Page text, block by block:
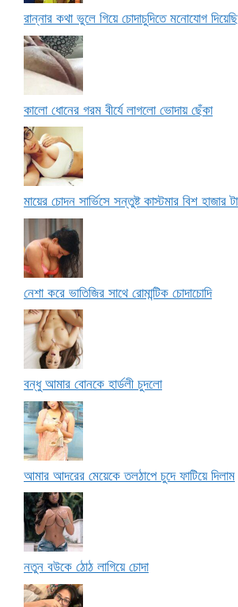
রান্নার কথা ভুলে গিয়ে চোদাচুদিতে মনোযোগ দিয়েছি
কালো ধোনের গরম বীর্যে লাগলো ভোদায় ছেঁকা
মায়ের চোদন সার্ভিসে সন্তুষ্ট কাস্টমার বিশ হাজার
নেশা করে ভাতিজির সাথে রোমান্টিক চোদাচোদি
বন্ধু আমার বোনকে হার্ডলী চুদলো
আমার আদরের মেয়েকে তলঠাপে চুদে ফাটিয়ে দিলাম
নতুন বউকে ঠোঠ লাগিয়ে চোদা